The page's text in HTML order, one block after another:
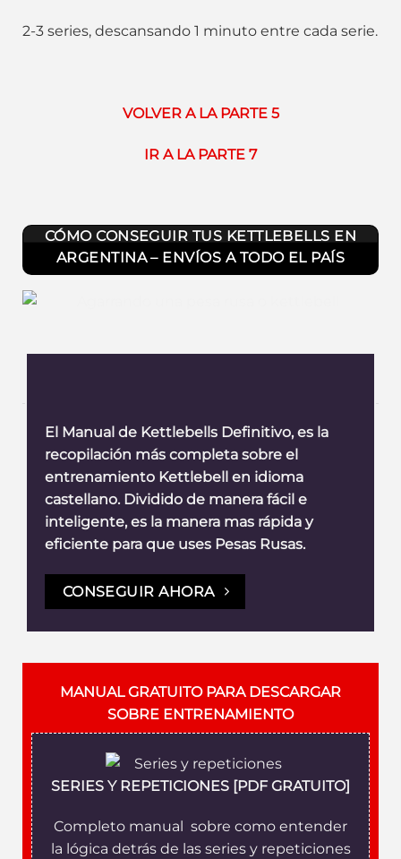
2-3 series, descansando 1 minuto entre cada serie.
VOLVER A LA PARTE 5
IR A LA PARTE 7
CÓMO CONSEGUIR TUS KETTLEBELLS EN
ARGENTINA – ENVÍOS A TODO EL PAÍS
El Manual de Kettlebells Definitivo, es la
recopilación más completa sobre el
entrenamiento Kettlebell en idioma
castellano. Dividido de manera fácil e
inteligente, es la manera mas rápida y
eficiente para que uses Pesas Rusas.
CONSEGUIR AHORA
MANUAL GRATUITO PARA DESCARGAR
SOBRE ENTRENAMIENTO
SERIES Y REPETICIONES [PDF GRATUITO]
Completo manual sobre como entender
la lógica detrás de las series y repeticiones